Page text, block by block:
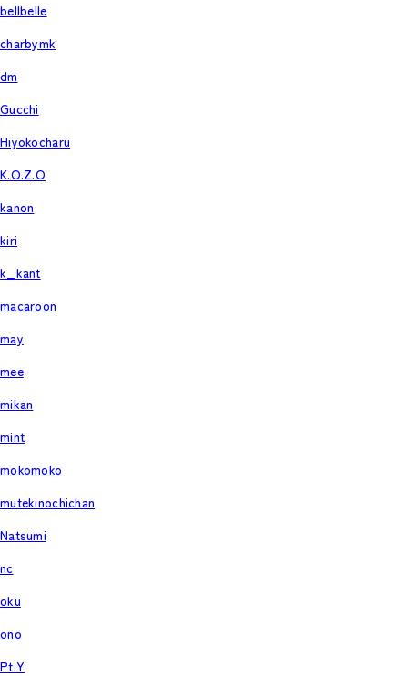
bellbelle
charbymk
dm
Gucchi
Hiyokocharu
K.O.Z.O
kanon
kiri
k_kant
macaroon
may
mee
mikan
mint
mokomoko
mutekinochichan
Natsumi
nc
oku
ono
Pt.Y